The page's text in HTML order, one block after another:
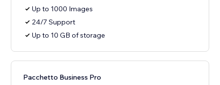
Up to 1000 Images
24/7 Support
Up to 10 GB of storage
Pacchetto Business Pro